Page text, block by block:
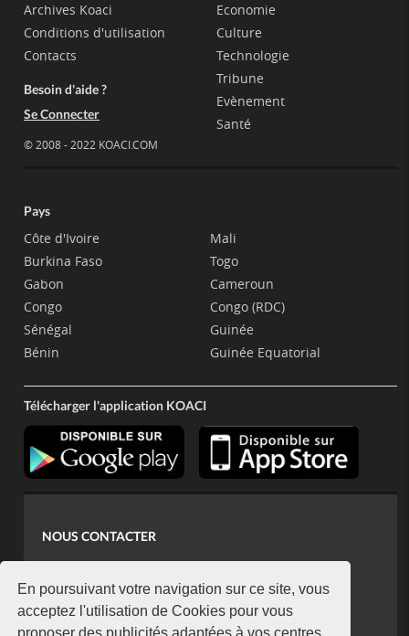
En poursuivant votre navigation sur ce site, vous
acceptez l'utilisation de Cookies pour vous
proposer des publicités adaptées à vos centres
Archives Koaci
Conditions d'utilisation
Contacts
Besoin d'aide ?
Se Connecter
© 2008 - 2022 KOACI.COM
Economie
Culture
Technologie
Tribune
Evènement
Santé
Pays
Côte d'Ivoire
Burkina Faso
Gabon
Congo
Sénégal
Bénin
Mali
Togo
Cameroun
Congo (RDC)
Guinée
Guinée Equatorial
Télécharger l'application KOACI
NOUS CONTACTER
koaci@yahoo.fr
+225 07 08 85 52 93